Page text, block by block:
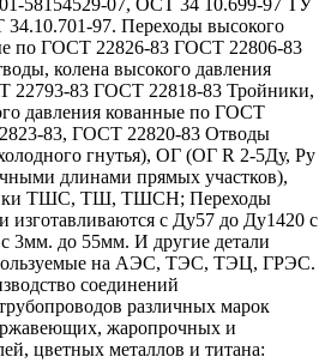
97. Переходы высокого
по ГОСТ 22826-83 ГОСТ 22806-83
колена высокого давления
22793-83 ГОСТ 22818-83 Тройники,
давления кованные по ГОСТ
83, ГОСТ 22820-83 Отводы
гнутья), ОГ (ОГ R 2-5Ду, Ру
длинами прямых участков),
ТШС, ТШ, ТШСН; Переходы
с Ду57 до Ду1420 с
3мм. до 55мм. И другие детали
на АЭС, ТЭС, ТЭЦ, ГРЭС.
соединений
различных марок
жаропрочных и
цветных металлов и титана: